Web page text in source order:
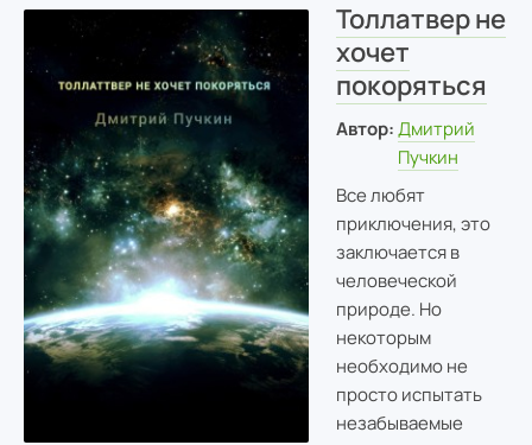
Толлатвер не
хочет
покоряться
Автор: Дмитрий
Пучкин
Все любят
приключения, это
заключается в
человеческой
природе. Но
некоторым
необходимо не
просто испытать
незабываемые